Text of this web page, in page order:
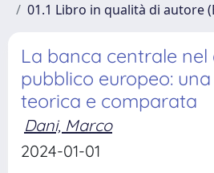
01.1 Libro in qualità di autore
La banca centrale
pubblico europeo:
teorica e comparata
Dani, Marco
2024-01-01